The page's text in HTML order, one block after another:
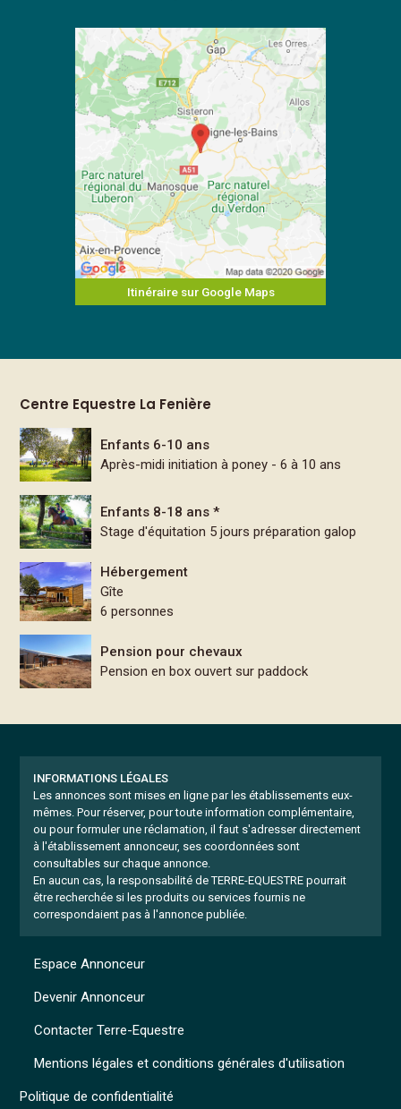
Itinéraire sur Google Maps
Centre Equestre La Fenière
Enfants 6-10 ans
Après-midi initiation à poney - 6 à 10 ans
Enfants 8-18 ans *
Stage d'équitation 5 jours préparation galop
Hébergement
Gîte
6 personnes
Pension pour chevaux
Pension en box ouvert sur paddock
INFORMATIONS LÉGALES
Les annonces sont mises en ligne par les établissements eux-
mêmes. Pour réserver, pour toute information complémentaire,
ou pour formuler une réclamation, il faut s'adresser directement
à l'établissement annonceur, ses coordonnées sont
consultables sur chaque annonce.
En aucun cas, la responsabilité de TERRE-EQUESTRE pourrait
être recherchée si les produits ou services fournis ne
correspondaient pas à l'annonce publiée.
Mentions légales et conditions générales d'utilisation
Politique de confidentialité
Espace Annonceur
Devenir Annonceur
Contacter Terre-Equestre